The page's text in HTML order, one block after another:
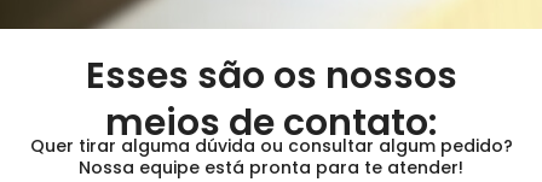
Esses são os nossos
meios de contato:
Quer tirar alguma dúvida ou consultar algum pedido?
Nossa equipe está pronta para te atender!